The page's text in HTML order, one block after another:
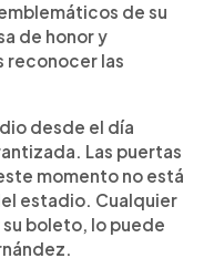
de su
de honor y
reconocer las
desde el día
Las puertas
momento no está
estadio. Cualquier
boleto, lo puede